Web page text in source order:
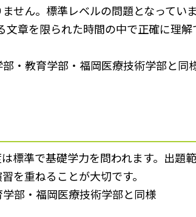
せん。標準レベルの問題となってい
文章を限られた時間の中で正確に理
・教育学部・福岡医療技術学部と同
標準で基礎学力を問われます。出題
を重ねることが大切です。
部・福岡医療技術学部と同様